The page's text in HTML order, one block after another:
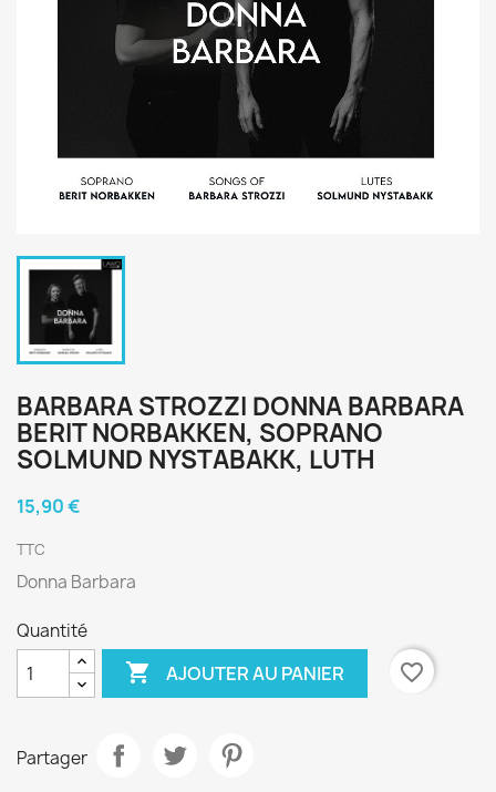
BARBARA STROZZI DONNA BARBARA
BERIT NORBAKKEN, SOPRANO
SOLMUND NYSTABAKK, LUTH
15,90 €
TTC
Donna Barbara
Quantité
 AJOUTER AU PANIER favorite_border
Partager